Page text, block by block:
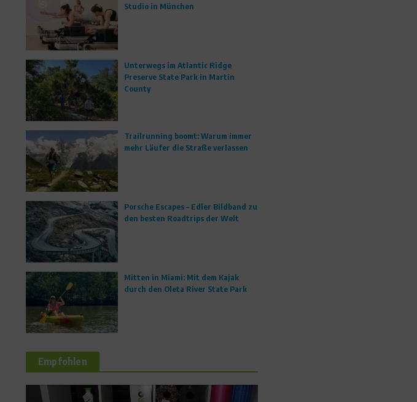
Studio in München
Unterwegs im Atlantic Ridge
Preserve State Park in Martin
County
Trailrunning boomt: Warum immer
mehr Läufer die Straße verlassen
Porsche Escapes – Edler Bildband zu
den besten Roadtrips der Welt
Mitten in Miami: Mit dem Kajak
durch den Oleta River State Park
Empfohlen